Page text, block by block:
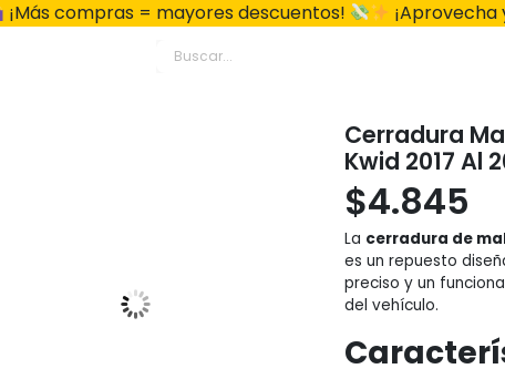
¡Más compras = mayores descuentos! ¡Aprovecha
Cerradura
Kwid 2017 Al
$4.845
La cerradura de
es un repuesto
preciso y un
del vehículo.